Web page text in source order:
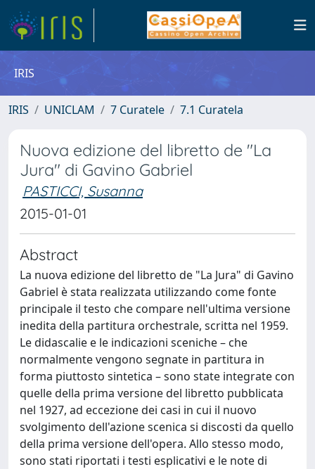
IRIS
IRIS UNICLAM 7 Curatele 7.1 Curatela
Nuova edizione del libretto de "La
Jura" di Gavino Gabriel
PASTICCI, Susanna
2015-01-01
Abstract
La nuova edizione del libretto de "La Jura" di Gavino
Gabriel è stata realizzata utilizzando come fonte
principale il testo che compare nell'ultima versione
inedita della partitura orchestrale, scritta nel 1959.
Le didascalie e le indicazioni sceniche – che
normalmente vengono segnate in partitura in
forma piuttosto sintetica – sono state integrate con
quelle della prima versione del libretto pubblicata
nel 1927, ad eccezione dei casi in cui il nuovo
svolgimento dell'azione scenica si discosti da quello
della prima versione dell'opera. Allo stesso modo,
sono stati riportati i testi esplicativi e le note di